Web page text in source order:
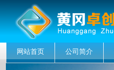
网站首页 公司简介